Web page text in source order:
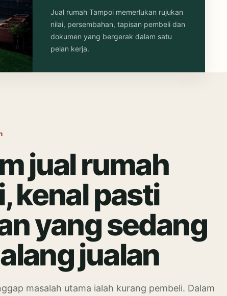
Jual rumah Tampoi memerlukan rujukan
nilai, persembahan, tapisan pembeli dan
dokumen yang bergerak dalam satu
pelan kerja.
jual rumah
kenal pasti
yang sedang
jualan
masalah utama ialah kurang pembeli. Dalam